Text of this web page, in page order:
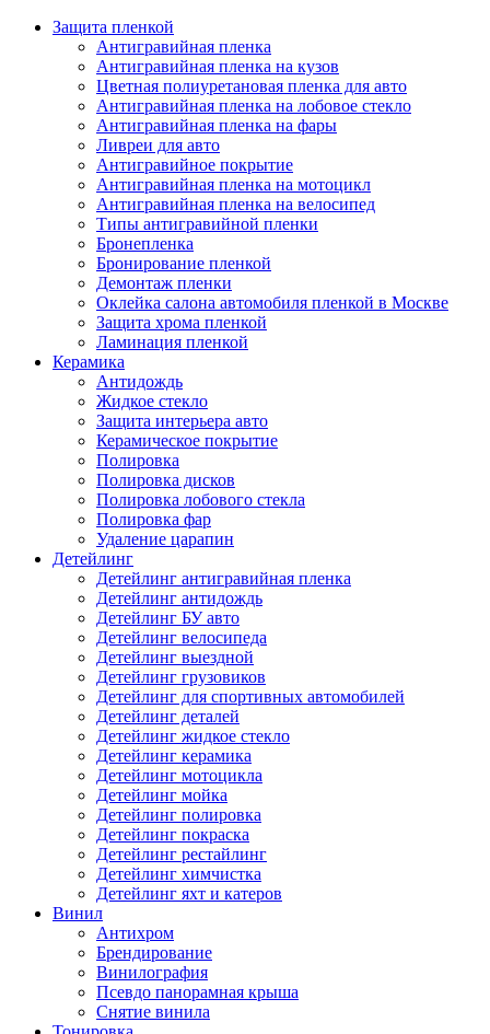
Защита пленкой
Антигравийная пленка
Антигравийная пленка на кузов
Цветная полиуретановая пленка для авто
Антигравийная пленка на лобовое стекло
Антигравийная пленка на фары
Ливреи для авто
Антигравийное покрытие
Антигравийная пленка на мотоцикл
Антигравийная пленка на велосипед
Типы антигравийной пленки
Бронепленка
Бронирование пленкой
Демонтаж пленки
Оклейка салона автомобиля пленкой в Москве
Защита хрома пленкой
Ламинация пленкой
Керамика
Антидождь
Жидкое стекло
Защита интерьера авто
Керамическое покрытие
Полировка
Полировка дисков
Полировка лобового стекла
Полировка фар
Удаление царапин
Детейлинг
Детейлинг антигравийная пленка
Детейлинг антидождь
Детейлинг БУ авто
Детейлинг велосипеда
Детейлинг выездной
Детейлинг грузовиков
Детейлинг для спортивных автомобилей
Детейлинг деталей
Детейлинг жидкое стекло
Детейлинг керамика
Детейлинг мотоцикла
Детейлинг мойка
Детейлинг полировка
Детейлинг покраска
Детейлинг рестайлинг
Детейлинг химчистка
Детейлинг яхт и катеров
Винил
Антихром
Брендирование
Винилография
Псевдо панорамная крыша
Снятие винила